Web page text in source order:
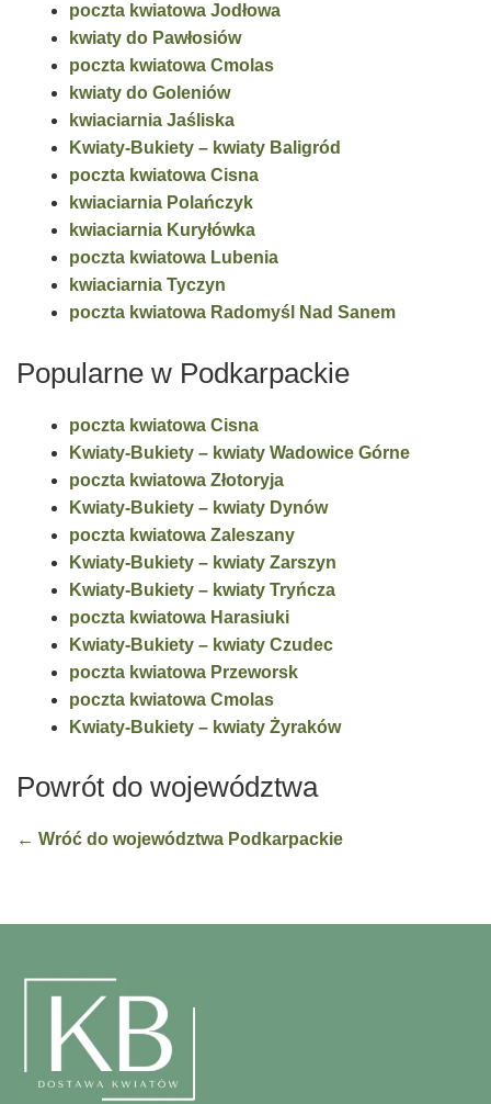
poczta kwiatowa Jodłowa
kwiaty do Pawłosiów
poczta kwiatowa Cmolas
kwiaty do Goleniów
kwiaciarnia Jaśliska
Kwiaty-Bukiety – kwiaty Baligród
poczta kwiatowa Cisna
kwiaciarnia Polańczyk
kwiaciarnia Kuryłówka
poczta kwiatowa Lubenia
kwiaciarnia Tyczyn
poczta kwiatowa Radomyśl Nad Sanem
Popularne w Podkarpackie
poczta kwiatowa Cisna
Kwiaty-Bukiety – kwiaty Wadowice Górne
poczta kwiatowa Złotoryja
Kwiaty-Bukiety – kwiaty Dynów
poczta kwiatowa Zaleszany
Kwiaty-Bukiety – kwiaty Zarszyn
Kwiaty-Bukiety – kwiaty Tryńcza
poczta kwiatowa Harasiuki
Kwiaty-Bukiety – kwiaty Czudec
poczta kwiatowa Przeworsk
poczta kwiatowa Cmolas
Kwiaty-Bukiety – kwiaty Żyraków
Powrót do województwa
← Wróć do województwa Podkarpackie